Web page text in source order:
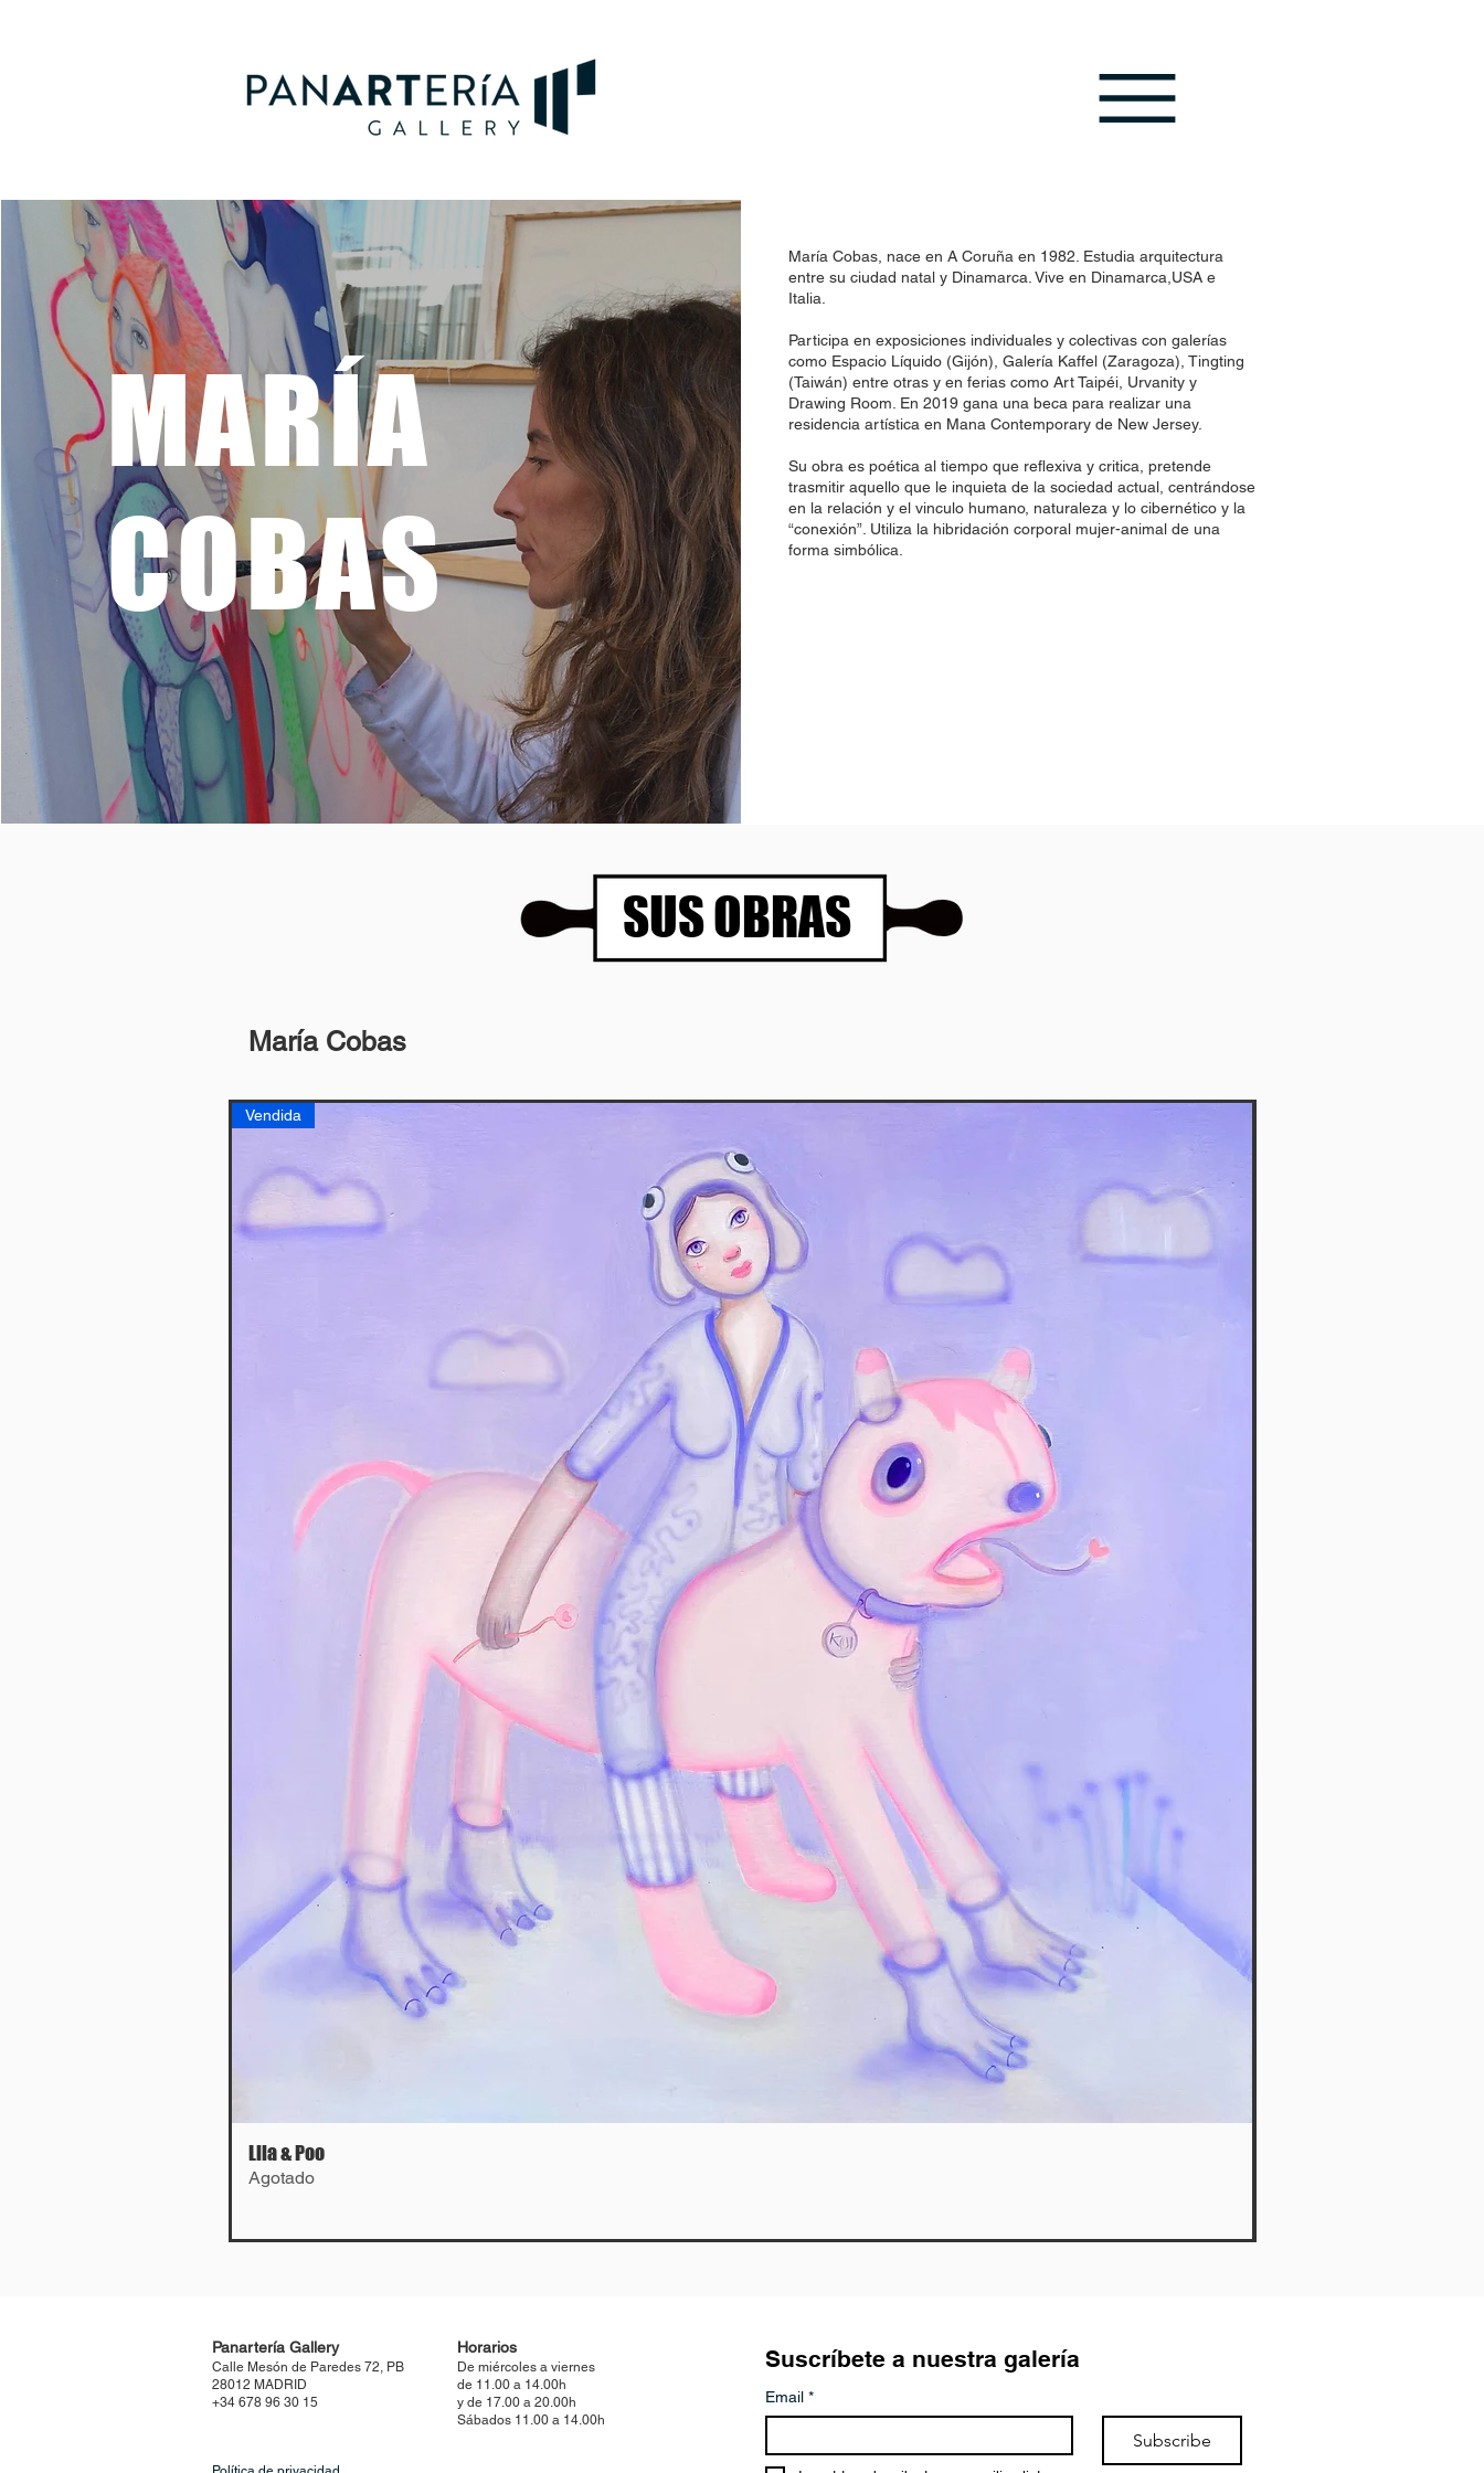
MARÍA
COBAS
María Cobas, nace en A Coruña en 1982. Estudia arquitectura
entre su ciudad natal y Dinamarca. Vive en Dinamarca,USA e
Italia.
Participa en exposiciones individuales y colectivas con galerías
como Espacio Líquido (Gijón), Galería Kaffel (Zaragoza), Tingting
(Taiwán) entre otras y en ferias como Art Taipéi, Urvanity y
Drawing Room. En 2019 gana una beca para realizar una
residencia artística en Mana Contemporary de New Jersey.
Su obra es poética al tiempo que reflexiva y critica, pretende
trasmitir aquello que le inquieta de la sociedad actual, centrándose
en la relación y el vinculo humano, naturaleza y lo cibernético y la
“conexión”. Utiliza la hibridación corporal mujer-animal de una
forma simbólica.
SUS OBRAS
María Cobas
Vendida
Lila & Poo
Agotado
Panartería Gallery
Calle Mesón de Paredes 72, PB
28012 MADRID
+34 678 96 30 15
Horarios
De miércoles a viernes
de 11.00 a 14.00h
y de 17.00 a 20.00h
Sábados 11.00 a 14.00h
Suscríbete a nuestra galería
Email *
Subscribe